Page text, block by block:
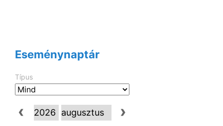
Eseménynaptár
Típus